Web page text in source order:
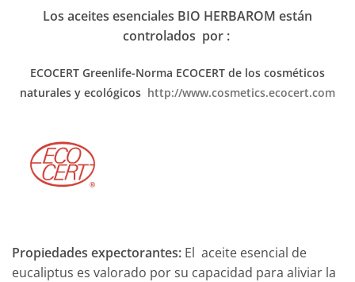
Los aceites esenciales BIO HERBAROM están
controlados por :
ECOCERT Greenlife-Norma ECOCERT de los cosméticos
naturales y ecológicos http://www.cosmetics.ecocert.com
Propiedades expectorantes: El aceite esencial de
eucaliptus es valorado por su capacidad para aliviar la